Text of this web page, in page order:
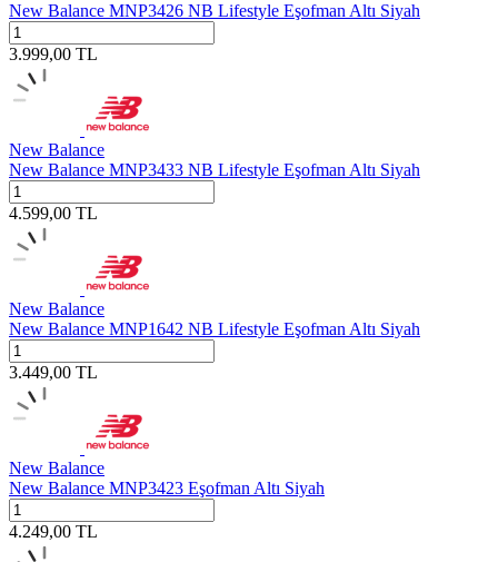
New Balance MNP3426 NB Lifestyle Eşofman Altı Siyah
3.999,00 TL
New Balance
New Balance MNP3433 NB Lifestyle Eşofman Altı Siyah
4.599,00 TL
New Balance
New Balance MNP1642 NB Lifestyle Eşofman Altı Siyah
3.449,00 TL
New Balance
New Balance MNP3423 Eşofman Altı Siyah
4.249,00 TL